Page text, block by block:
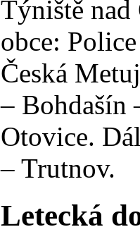
Týniště
obce:
Česká
– Bohdašín
Otovice.
– Trutnov.
Letecká